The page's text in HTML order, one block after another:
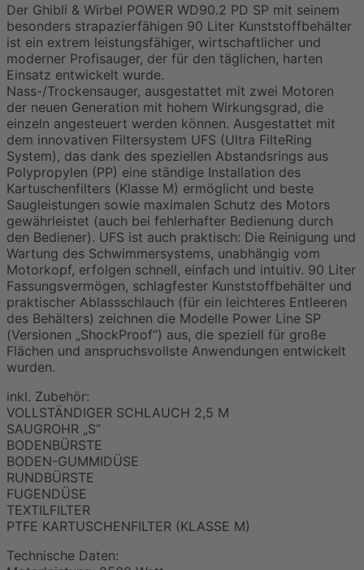
Der Ghibli & Wirbel POWER WD90.2 PD SP mit seinem
besonders strapazierfähigen 90 Liter Kunststoffbehälter
ist ein extrem leistungsfähiger, wirtschaftlicher und
moderner Profisauger, der für den täglichen, harten
Einsatz entwickelt wurde.
Nass-/Trockensauger, ausgestattet mit zwei Motoren
der neuen Generation mit hohem Wirkungsgrad, die
einzeln angesteuert werden können. Ausgestattet mit
dem innovativen Filtersystem UFS (Ultra FilteRing
System), das dank des speziellen Abstandsrings aus
Polypropylen (PP) eine ständige Installation des
Kartuschenfilters (Klasse M) ermöglicht und beste
Saugleistungen sowie maximalen Schutz des Motors
gewährleistet (auch bei fehlerhafter Bedienung durch
den Bediener). UFS ist auch praktisch: Die Reinigung und
Wartung des Schwimmersystems, unabhängig vom
Motorkopf, erfolgen schnell, einfach und intuitiv. 90 Liter
Fassungsvermögen, schlagfester Kunststoffbehälter und
praktischer Ablassschlauch (für ein leichteres Entleeren
des Behälters) zeichnen die Modelle Power Line SP
(Versionen „ShockProof“) aus, die speziell für große
Flächen und anspruchsvollste Anwendungen entwickelt
wurden.
inkl. Zubehör:
VOLLSTÄNDIGER SCHLAUCH 2,5 M
SAUGROHR „S“
BODENBÜRSTE
BODEN-GUMMIDÜSE
RUNDBÜRSTE
FUGENDÜSE
TEXTILFILTER
PTFE KARTUSCHENFILTER (KLASSE M)
Technische Daten: